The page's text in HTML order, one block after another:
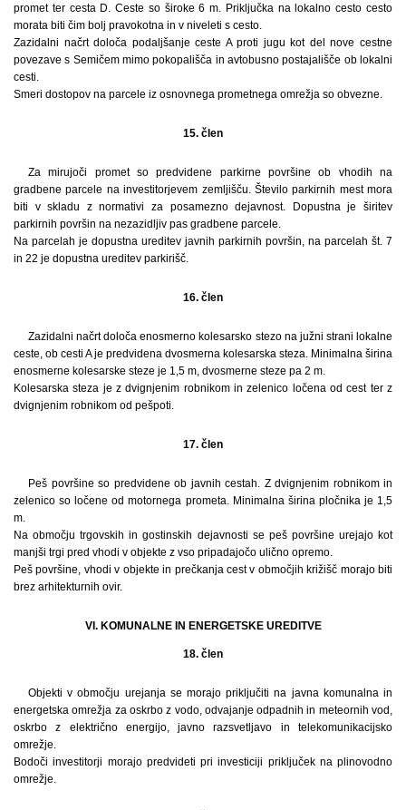
promet ter cesta D. Ceste so široke 6 m. Priključka na lokalno cesto cesto
morata biti čim bolj pravokotna in v niveleti s cesto.
Zazidalni načrt določa podaljšanje ceste A proti jugu kot del nove cestne
povezave s Semičem mimo pokopališča in avtobusno postajališče ob lokalni
cesti.
Smeri dostopov na parcele iz osnovnega prometnega omrežja so obvezne.
15. člen
Za mirujoči promet so predvidene parkirne površine ob vhodih na
gradbene parcele na investitorjevem zemljišču. Število parkirnih mest mora
biti v skladu z normativi za posamezno dejavnost. Dopustna je širitev
parkirnih površin na nezazidljiv pas gradbene parcele.
Na parcelah je dopustna ureditev javnih parkirnih površin, na parcelah št. 7
in 22 je dopustna ureditev parkirišč.
16. člen
Zazidalni načrt določa enosmerno kolesarsko stezo na južni strani lokalne
ceste, ob cesti A je predvidena dvosmerna kolesarska steza. Minimalna širina
enosmerne kolesarske steze je 1,5 m, dvosmerne steze pa 2 m.
Kolesarska steza je z dvignjenim robnikom in zelenico ločena od cest ter z
dvignjenim robnikom od pešpoti.
17. člen
Peš površine so predvidene ob javnih cestah. Z dvignjenim robnikom in
zelenico so ločene od motornega prometa. Minimalna širina pločnika je 1,5
m.
Na območju trgovskih in gostinskih dejavnosti se peš površine urejajo kot
manjši trgi pred vhodi v objekte z vso pripadajočo ulično opremo.
Peš površine, vhodi v objekte in prečkanja cest v območjih križišč morajo biti
brez arhitekturnih ovir.
VI. KOMUNALNE IN ENERGETSKE UREDITVE
18. člen
Objekti v območju urejanja se morajo priključiti na javna komunalna in
energetska omrežja za oskrbo z vodo, odvajanje odpadnih in meteornih vod,
oskrbo z električno energijo, javno razsvetljavo in telekomunikacijsko
omrežje.
Bodoči investitorji morajo predvideti pri investiciji priključek na plinovodno
omrežje.